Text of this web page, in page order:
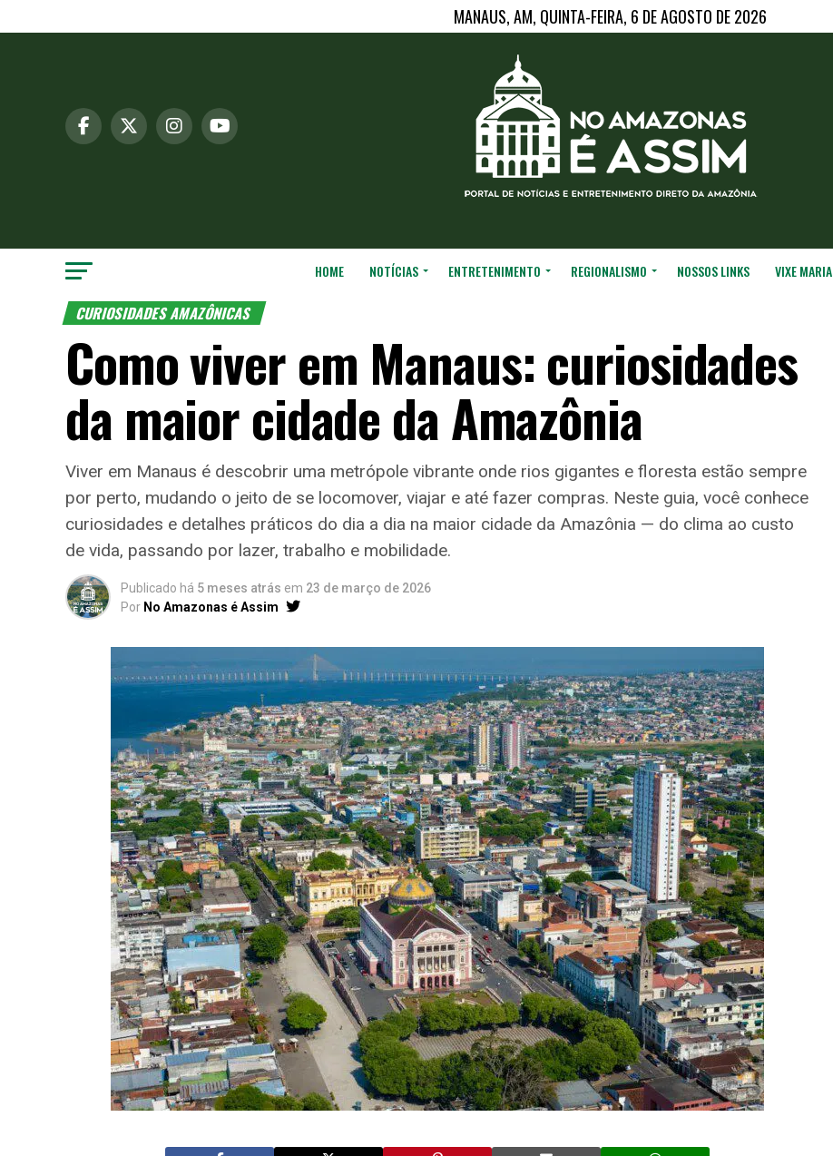
MANAUS, AM, QUINTA-FEIRA, 6 DE AGOSTO DE 2026
HOME NOTÍCIAS ENTRETENIMENTO REGIONALISMO NOSSOS LINKS VIXE MARIA
CURIOSIDADES AMAZÔNICAS
Como viver em Manaus: curiosidades
da maior cidade da Amazônia
Viver em Manaus é descobrir uma metrópole vibrante onde rios gigantes e floresta estão sempre
por perto, mudando o jeito de se locomover, viajar e até fazer compras. Neste guia, você conhece
curiosidades e detalhes práticos do dia a dia na maior cidade da Amazônia — do clima ao custo
de vida, passando por lazer, trabalho e mobilidade.
Publicado há 5 meses atrás em 23 de março de 2026
Por No Amazonas é Assim